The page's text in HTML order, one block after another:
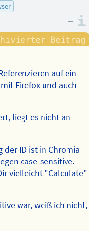
–
auf ein
Firefox und auch
liegt es nicht an
der ID ist in Chromia
case-sensitive.
vielleicht "Calculate"
war, weiß ich nicht,